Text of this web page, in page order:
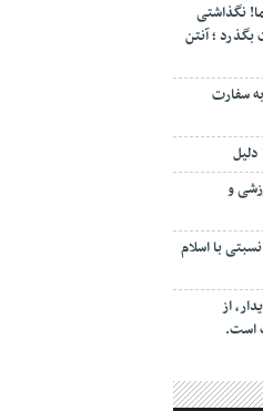
نگذاشتی
؛ آنتن
سفارت
و
با اسلام
از
است.